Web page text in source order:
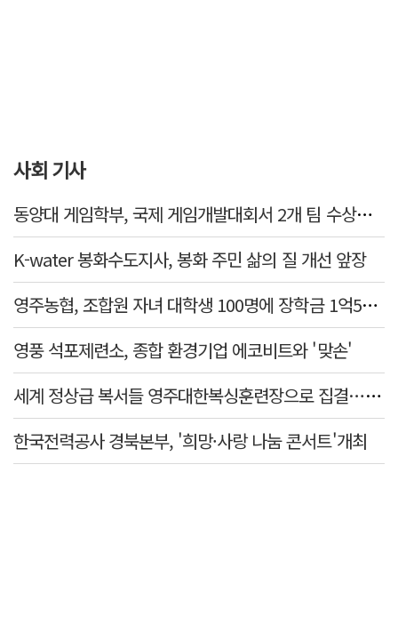
사회 기사
동양대 게임학부, 국제 게임개발대회서 2개 팀 수상…글로벌 경쟁력 입증
K-water 봉화수도지사, 봉화 주민 삶의 질 개선 앞장
영주농협, 조합원 자녀 대학생 100명에 장학금 1억5천만원 전달
영풍 석포제련소, 종합 환경기업 에코비트와 '맞손'
세계 정상급 복서들 영주대한복싱훈련장으로 집결…국제 복싱 전지훈련 메카로 도약
한국전력공사 경북본부, '희망·사랑 나눔 콘서트'개최